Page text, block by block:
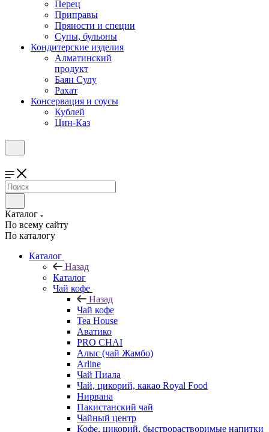
Перец
Приправы
Пряности и специи
Супы, бульоны
Кондитерские изделия
Алматинский
продукт
Баян Сулу
Рахат
Консервация и соусы
Кублей
Цин-Каз
Каталог
По всему сайту
По каталогу
Каталог
Назад
Каталог
Чай кофе
Назад
Чай кофе
Tea House
Аватико
PRO CHAI
Алыс (чай Жамбо)
Arline
Чай Пиала
Чай, цикорий, какао Royal Food
Нирвана
Пакистанский чай
Чайный центр
Кофе, цикорий, быстрорастворимые напитки